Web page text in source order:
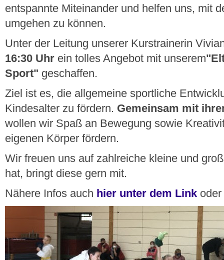
entspannte Miteinander und helfen uns, mit
umgehen zu können.
Unter der Leitung unserer Kurstrainerin
16:30 Uhr ein tolles Angebot mit unserem
Sport" geschaffen.
Ziel ist es, die allgemeine sportliche
Kindesalter zu fördern. Gemeinsam mit
wollen wir Spaß an Bewegung sowie
eigenen Körper fördern.
Wir freuen uns auf zahlreiche kleine und
hat, bringt diese gern mit.
Nähere Infos auch hier unter dem Link